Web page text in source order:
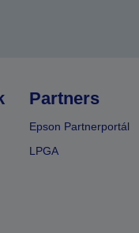
Partners
Epson Partnerportál
LPGA